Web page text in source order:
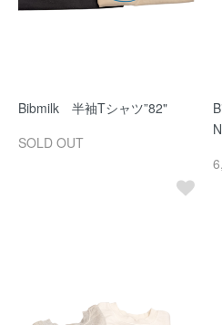
Bibmilk 半袖Tシャツ”82"
SOLD OUT